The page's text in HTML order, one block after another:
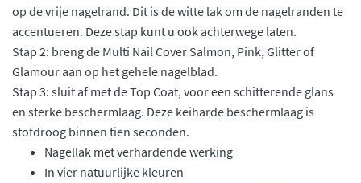
op de vrije nagelrand. Dit is de witte lak om de nagelranden te
accentueren. Deze stap kunt u ook achterwege laten.
Stap 2: breng de Multi Nail Cover Salmon, Pink, Glitter of
Glamour aan op het gehele nagelblad.
Stap 3: sluit af met de Top Coat, voor een schitterende glans
en sterke beschermlaag. Deze keiharde beschermlaag is
stofdroog binnen tien seconden.
Nagellak met verhardende werking
In vier natuurlijke kleuren